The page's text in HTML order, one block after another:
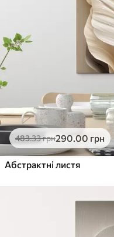
483.33грн290.00 грн
Абстрактні листя